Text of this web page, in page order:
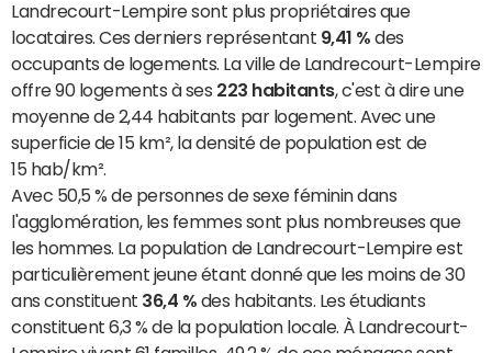
Landrecourt-Lempire sont plus propriétaires que
locataires. Ces derniers représentant 9,41 % des
occupants de logements. La ville de Landrecourt-Lempire
offre 90 logements à ses 223 habitants, c'est à dire une
moyenne de 2,44 habitants par logement. Avec une
superficie de 15 km², la densité de population est de
15 hab/km².
Avec 50,5 % de personnes de sexe féminin dans
l'agglomération, les femmes sont plus nombreuses que
les hommes. La population de Landrecourt-Lempire est
particulièrement jeune étant donné que les moins de 30
ans constituent 36,4 % des habitants. Les étudiants
constituent 6,3 % de la population locale. À Landrecourt-